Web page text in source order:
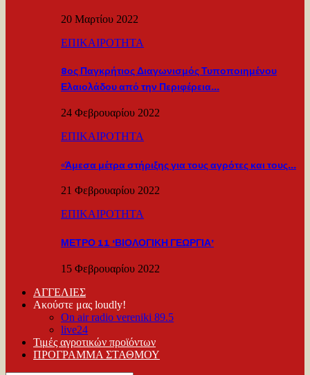
20 Μαρτίου 2022
ΕΠΙΚΑΙΡΟΤΗΤΑ
8ος Παγκρήτιος Διαγωνισμός Τυποποιημένου
Ελαιολάδου από την Περιφέρεια…
24 Φεβρουαρίου 2022
ΕΠΙΚΑΙΡΟΤΗΤΑ
«Άμεσα μέτρα στήριξης για τους αγρότες και τους…
21 Φεβρουαρίου 2022
ΕΠΙΚΑΙΡΟΤΗΤΑ
ΜΕΤΡΟ 11 ‘ΒΙΟΛΟΓΙΚΗ ΓΕΩΡΓΙΑ’
15 Φεβρουαρίου 2022
ΑΓΓΕΛΙΕΣ
Ακούστε μας loudly!
On air radio vereniki 89.5
live24
Τιμές αγροτικών προϊόντων
ΠΡΟΓΡΑΜΜΑ ΣΤΑΘΜΟΥ